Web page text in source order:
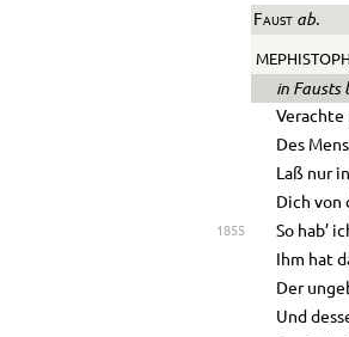
Faustab.
in Fausts
Verachte
Des
Laß nur
Dich von
1855
So hab’
Ihm hat
Der
Und